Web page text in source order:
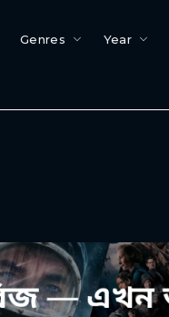
Genres Year